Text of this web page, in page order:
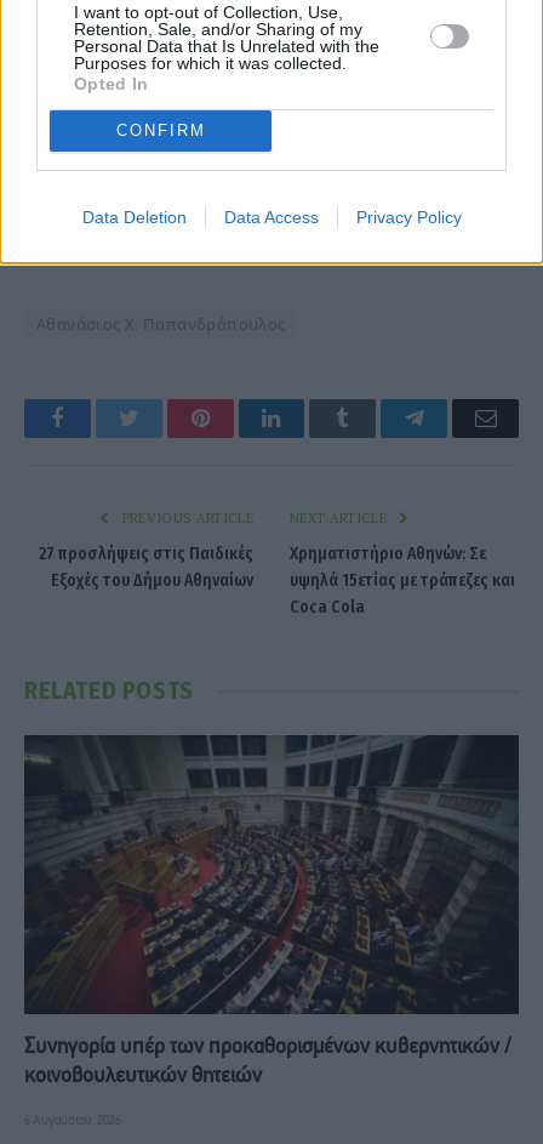
I want to opt-out of Collection, Use,
Retention, Sale, and/or Sharing of my
Personal Data that Is Unrelated with the
Purposes for which it was collected.
Opted In
CONFIRM
Data Deletion Data Access Privacy Policy
Αθανάσιος Χ. Παπανδρόπουλος
Facebook Twitter PinterestLinkedIn Tumblr Telegram
PREVIOUS ARTICLE
27 προσλήψεις στις Παιδικές
Εξοχές του Δήμου Αθηναίων
NEXT ARTICLE
Χρηματιστήριο Αθηνών: Σε
υψηλά 15ετίας με τράπεζες και
Coca Cola
RELATED POSTS
Συνηγορία υπέρ των προκαθορισμένων κυβερνητικών /
κοινοβουλευτικών θητειών
6 Αυγούστου, 2026